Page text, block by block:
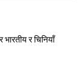
र चिनियाँ